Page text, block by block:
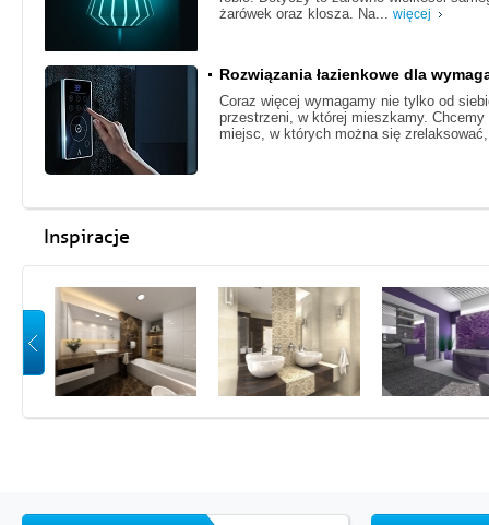
żarówek oraz klosza. Na... więcej
Rozwiązania łazienkowe dla
Coraz więcej wymagamy nie tylko od
przestrzeni, w której mieszkamy.
miejsc, w których można się
Inspiracje